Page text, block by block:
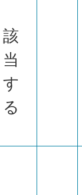
該
当
す
る